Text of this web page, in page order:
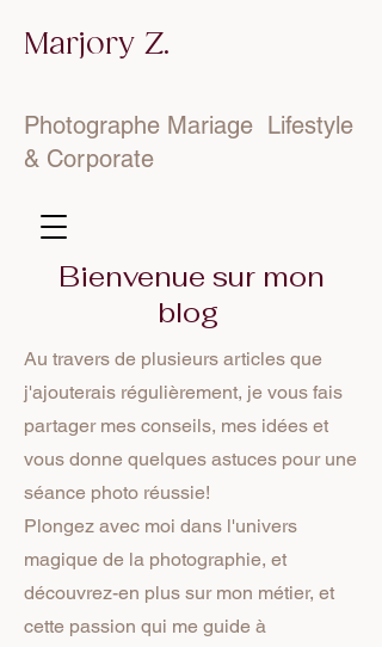
Marjory Z.
Photographe Mariage Lifestyle
& Corporate
Bienvenue sur mon
blog
Au travers de plusieurs articles que
j'ajouterais régulièrement, je vous fais
partager mes conseils, mes idées et
vous donne quelques astuces pour une
séance photo réussie!
Plongez avec moi dans l'univers
magique de la photographie, et
découvrez-en plus sur mon métier, et
cette passion qui me guide à